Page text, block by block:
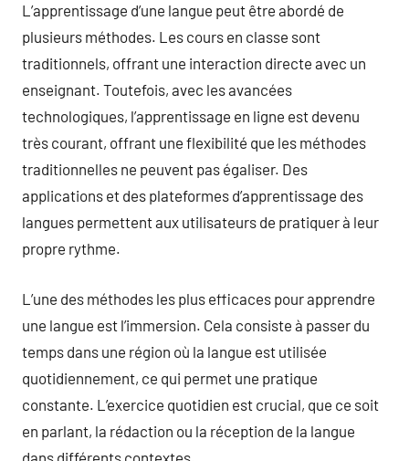
L’apprentissage d’une langue peut être abordé de
plusieurs méthodes. Les cours en classe sont
traditionnels, offrant une interaction directe avec un
enseignant. Toutefois, avec les avancées
technologiques, l’apprentissage en ligne est devenu
très courant, offrant une flexibilité que les méthodes
traditionnelles ne peuvent pas égaliser. Des
applications et des plateformes d’apprentissage des
langues permettent aux utilisateurs de pratiquer à leur
propre rythme.
L’une des méthodes les plus efficaces pour apprendre
une langue est l’immersion. Cela consiste à passer du
temps dans une région où la langue est utilisée
quotidiennement, ce qui permet une pratique
constante. L’exercice quotidien est crucial, que ce soit
en parlant, la rédaction ou la réception de la langue
dans différents contextes.